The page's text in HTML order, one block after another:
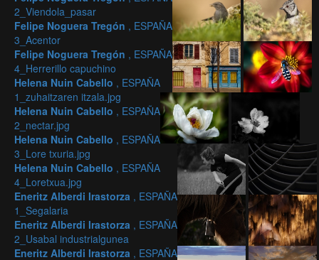
2_Viendola_pasar
Felipe Noguera Tregón , ESPAÑA
3_Acentor
Felipe Noguera Tregón , ESPAÑA
4_Herrerillo capuchino
Helena Nuin Cabello , ESPAÑA
1_zuhaitzaren itzala.jpg
Helena Nuin Cabello , ESPAÑA
2_nectar.jpg
Helena Nuin Cabello , ESPAÑA
3_Lore txuria.jpg
Helena Nuin Cabello , ESPAÑA
4_Loretxua.jpg
Eneritz Alberdi Irastorza , ESPAÑA
1_Segalaria
Eneritz Alberdi Irastorza , ESPAÑA
2_Usabal industrialgunea
Eneritz Alberdi Irastorza , ESPAÑA